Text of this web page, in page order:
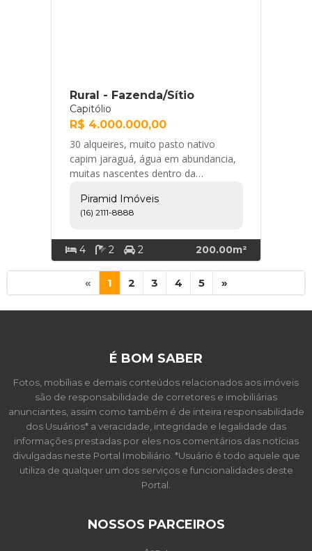
Rural - Fazenda/Sítio
Capitólio
R$ 4.000.000,00
30 alqueires, muito pasto nativo
capim jaraguá, água em abundancia,
muitas nascentes dentro da
caseiro com 3 dorm e a... Piramid
Imóveis
Piramid Imóveis
(16) 2111-8888
4 2 2 200.00m²
« 1 2 3 4 5 »
É BOM SABER
Fotos, mobílias e demais conteúdos relacionados aos imóveis
são de responsabilidade de corretores e imobiliárias
anunciantes, assim como também é de inteira responsabilidade
dos Usuários* a veracidade, integridade e legalidade das
informações prestadas por eles nos comentários das notícias
divulgadas neste Portal Imobiliário. *Usuário é todo aquele que
utiliza de qualquer um dos serviços e funcionalidades deste
Portal.
NOSSOS PARCEIROS